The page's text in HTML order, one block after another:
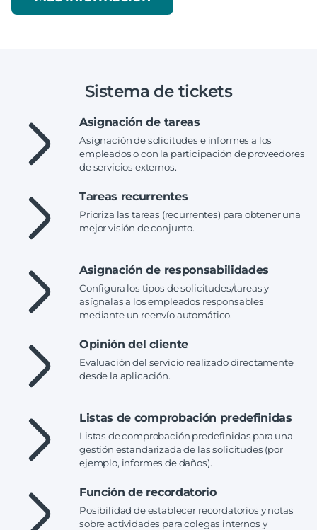
Sistema de tickets
Asignación de tareas
Asignación de solicitudes e informes a los
empleados o con la participación de proveedores
de servicios externos.
Tareas recurrentes
Prioriza las tareas (recurrentes) para obtener una
mejor visión de conjunto.
Asignación de responsabilidades
Configura los tipos de solicitudes/tareas y
asígnalas a los empleados responsables
mediante un reenvío automático.
Opinión del cliente
Evaluación del servicio realizado directamente
desde la aplicación.
Listas de comprobación predefinidas
Listas de comprobación predefinidas para una
gestión estandarizada de las solicitudes (por
ejemplo, informes de daños).
Función de recordatorio
Posibilidad de establecer recordatorios y notas
sobre actividades para colegas internos y